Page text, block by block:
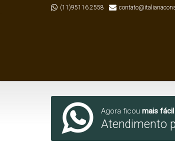
(11)95116.2558
Agora ficou mais fácil
Atendimento